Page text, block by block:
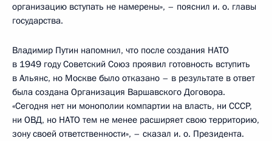
организацию вступать не намерены», – пояснил и. о. главы
государства.
Владимир Путин напомнил, что после создания НАТО
в 1949 году Советский Союз проявил готовность вступить
в Альянс, но Москве было отказано – в результате в ответ
была создана Организация Варшавского Договора.
«Сегодня нет ни монополии компартии на власть, ни СССР,
ни ОВД, но НАТО тем не менее расширяет свою территорию,
зону своей ответственности», – сказал и. о. Президента.